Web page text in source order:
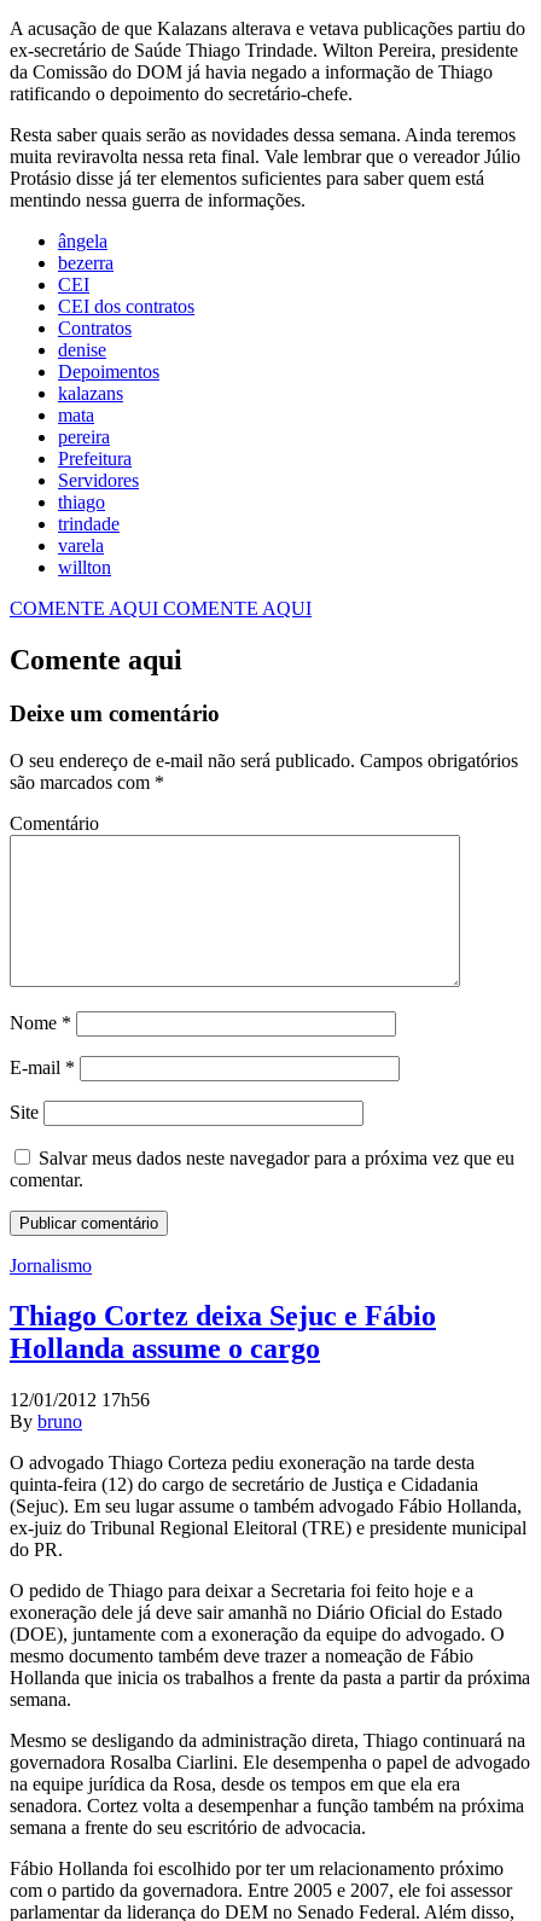
A acusação de que Kalazans alterava e vetava publicações partiu do
ex-secretário de Saúde Thiago Trindade. Wilton Pereira, presidente
da Comissão do DOM já havia negado a informação de Thiago
ratificando o depoimento do secretário-chefe.
Resta saber quais serão as novidades dessa semana. Ainda teremos
muita reviravolta nessa reta final. Vale lembrar que o vereador Júlio
Protásio disse já ter elementos suficientes para saber quem está
mentindo nessa guerra de informações.
ângela
bezerra
CEI
CEI dos contratos
Contratos
denise
Depoimentos
kalazans
mata
pereira
Prefeitura
Servidores
thiago
trindade
varela
willton
COMENTE AQUI COMENTE AQUI
Comente aqui
Deixe um comentário
O seu endereço de e-mail não será publicado. Campos obrigatórios
são marcados com *
Comentário
Nome *
E-mail *
Site
Salvar meus dados neste navegador para a próxima vez que eu
comentar.
Jornalismo
Thiago Cortez deixa Sejuc e Fábio
Hollanda assume o cargo
12/01/2012 17h56
By bruno
O advogado Thiago Corteza pediu exoneração na tarde desta
quinta-feira (12) do cargo de secretário de Justiça e Cidadania
(Sejuc). Em seu lugar assume o também advogado Fábio Hollanda,
ex-juiz do Tribunal Regional Eleitoral (TRE) e presidente municipal
do PR.
O pedido de Thiago para deixar a Secretaria foi feito hoje e a
exoneração dele já deve sair amanhã no Diário Oficial do Estado
(DOE), juntamente com a exoneração da equipe do advogado. O
mesmo documento também deve trazer a nomeação de Fábio
Hollanda que inicia os trabalhos a frente da pasta a partir da próxima
semana.
Mesmo se desligando da administração direta, Thiago continuará na
governadora Rosalba Ciarlini. Ele desempenha o papel de advogado
na equipe jurídica da Rosa, desde os tempos em que ela era
senadora. Cortez volta a desempenhar a função também na próxima
semana a frente do seu escritório de advocacia.
Fábio Hollanda foi escolhido por ter um relacionamento próximo
com o partido da governadora. Entre 2005 e 2007, ele foi assessor
parlamentar da liderança do DEM no Senado Federal. Além disso,